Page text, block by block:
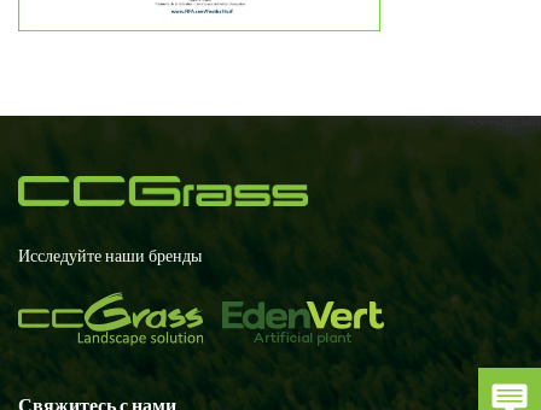
Исследуйте наши бренды